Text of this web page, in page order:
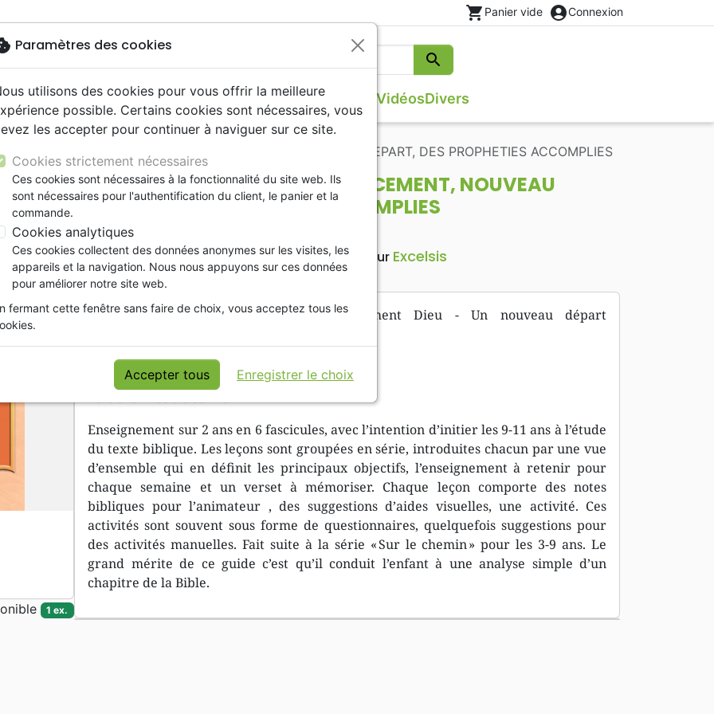
shopping_cart Panier vide account_circleConnexion
search
Rechercher
NouveautésBibles
courant
Français fondamental
Autres versions
Bibles d'étude
Nouveaux Testaments
Livres
société, politique
cadeaux
couple
Témoignages, biographies
Romans
Bandes dessinées
Prière, adoration, louange
Théâtre, saynettes
Poésie
Méditations
Jeunesse
jeunes
jeunesse
méditations jeunesse
Enseignement jeunesse
Livres d'activités
CD Jeunesse
Musique
de fête
Compilations
Recueils et partitions
Vidéos
animés
vraies, témoignages
Documentaires, reportages
Divers
cadeaux
Accessoires de Bible
EN ROUTE 1 PSAUMES, COMMENCEMENT, NOUVEAU DEPART, DES PROPHETIES ACCOMPLIES
EN ROUTE 1 PSAUMES, COMMENCEMENT, NOUVEAU
DEPART, DES PROPHETIES ACCOMPLIES
Collectif
RéférenceSPB4623 EAN9782863830734 Editeur Excelsis
Description
EN ROUTE 1 Psaumes - Au commencement Dieu - Un nouveau départ
Ouvrage collectif
Enseignement sur 2 ans en 6 fascicules, avec l’intention d’initier les 9-11 ans à l’étude
du texte biblique. Les leçons sont groupées en série, introduites chacun par une vue
d’ensemble qui en définit les principaux objectifs, l’enseignement à retenir pour
chaque semaine et un verset à mémoriser. Chaque leçon comporte des notes
bibliques pour l’animateur , des suggestions d’aides visuelles, une activité. Ces
activités sont souvent sous forme de questionnaires, quelquefois suggestions pour
des activités manuelles. Fait suite à la série « Sur le chemin » pour les 3-9 ans. Le
grand mérite de ce guide c’est qu’il conduit l’enfant à une analyse simple d’un
chapitre de la Bible.
1 ex.
Paramètres des cookies
utilisons des cookies pour vous offrir la meilleure
possible. Certains cookies sont nécessaires, vous
les accepter pour continuer à naviguer sur ce site.
Cookies strictement nécessaires
Ces cookies sont nécessaires à la fonctionnalité du site web. Ils
sont nécessaires pour l'authentification du client, le panier et la
commande.
Cookies analytiques
Ces cookies collectent des données anonymes sur les visites, les
appareils et la navigation. Nous nous appuyons sur ces données
pour améliorer notre site web.
fermant cette fenêtre sans faire de choix, vous acceptez tous les
Accepter tous Enregistrer le choix